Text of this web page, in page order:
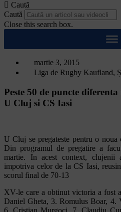
Caută
Caută
Close this search box.
martie 3, 2015
Liga de Rugby Kaufland,
Peste 50 de puncte
U Cluj si CS Iasi
U Cluj se pregateste pentru o
Din programul de pregatire a
martie. In acest context,
impotriva celor de la CS Iasi,
scorul final de 70-13
XV-le care a obtinut victoria a fost
Daniel Gheta, 3. Romulus Boar,